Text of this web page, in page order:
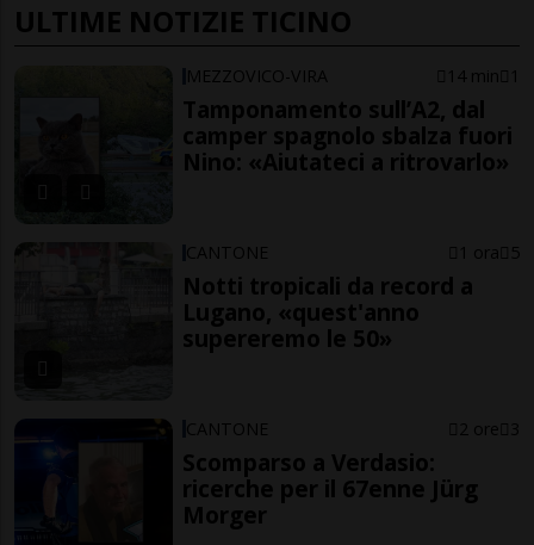
ULTIME NOTIZIE TICINO
MEZZOVICO-VIRA 14 min 1
Tamponamento sull’A2, dal
camper spagnolo sbalza fuori
Nino: «Aiutateci a ritrovarlo»
CANTONE 1 ora 5
Notti tropicali da record a
Lugano, «quest'anno
supereremo le 50»
CANTONE 2 ore 3
Scomparso a Verdasio:
ricerche per il 67enne Jürg
Morger